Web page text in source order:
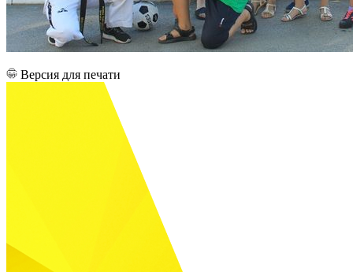
Версия для печати